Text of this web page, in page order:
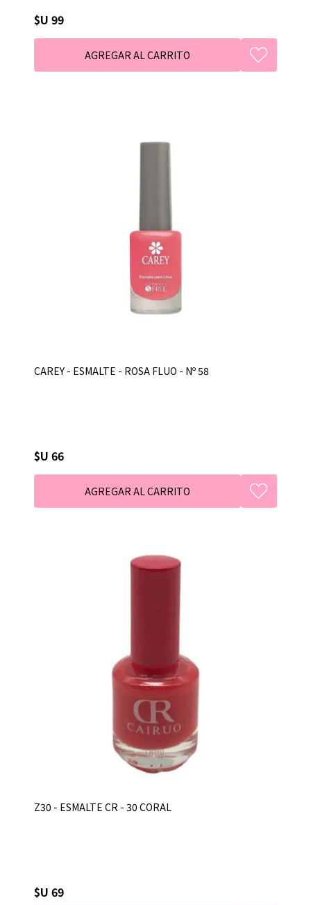
$U 99
CAREY - ESMALTE - ROSA FLUO - Nº 58
$U 66
Z30 - ESMALTE CR - 30 CORAL
$U 69